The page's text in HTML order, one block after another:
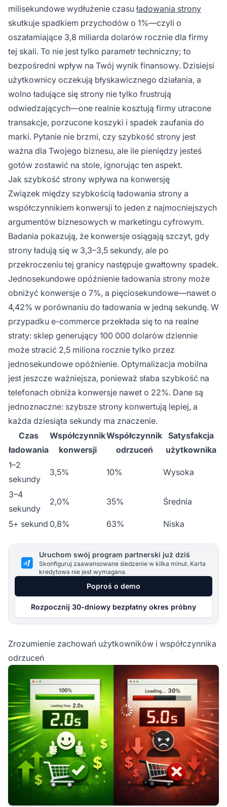
milisekundowe wydłużenie czasu ładowania strony
skutkuje spadkiem przychodów o 1%—czyli o
oszałamiające 3,8 miliarda dolarów rocznie dla firmy
tej skali. To nie jest tylko parametr techniczny; to
bezpośredni wpływ na Twój wynik finansowy. Dzisiejsi
użytkownicy oczekują błyskawicznego działania, a
wolno ładujące się strony nie tylko frustrują
odwiedzających—one realnie kosztują firmy utracone
transakcje, porzucone koszyki i spadek zaufania do
marki. Pytanie nie brzmi, czy szybkość strony jest
ważna dla Twojego biznesu, ale ile pieniędzy jesteś
gotów zostawić na stole, ignorując ten aspekt.
Jak szybkość strony wpływa na konwersję
Związek między szybkością ładowania strony a
współczynnikiem konwersji to jeden z najmocniejszych
argumentów biznesowych w marketingu cyfrowym.
Badania pokazują, że konwersje osiągają szczyt, gdy
strony ładują się w 3,3–3,5 sekundy, ale po
przekroczeniu tej granicy następuje gwałtowny spadek.
Jednosekundowe opóźnienie ładowania strony może
obniżyć konwersje o 7%, a pięciosekundowe—nawet o
4,42% w porównaniu do ładowania w jedną sekundę. W
przypadku e-commerce przekłada się to na realne
straty: sklep generujący 100 000 dolarów dziennie
może stracić 2,5 miliona rocznie tylko przez
jednosekundowe opóźnienie. Optymalizacja mobilna
jest jeszcze ważniejsza, ponieważ słaba szybkość na
telefonach obniża konwersje nawet o 22%. Dane są
jednoznaczne: szybsze strony konwertują lepiej, a
każda dziesiąta sekundy ma znaczenie.
Czas
ładowania
Współczynnik
konwersji
Współczynnik
odrzuceń
Satysfakcja
użytkownika
1–2
sekundy
3,5% 10% Wysoka
3–4
sekundy
2,0% 35% Średnia
5+ sekund 0,8% 63% Niska
Uruchom swój program partnerski już dziś
Skonfiguruj zaawansowane śledzenie w kilka minut. Karta
kredytowa nie jest wymagana.
Poproś o demo
Rozpocznij 30-dniowy bezpłatny okres próbny
Zrozumienie zachowań użytkowników i współczynnika
odrzuceń